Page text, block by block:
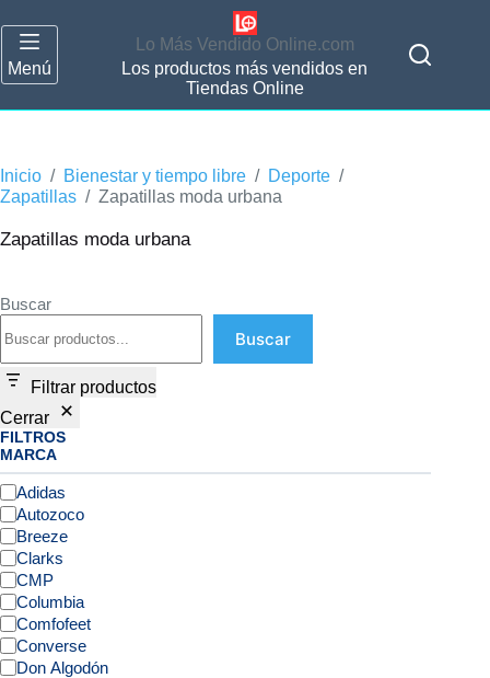
Menú
Lo Más Vendido Online.com
Los productos más vendidos en
Tiendas Online
Inicio / Bienestar y tiempo libre / Deporte /
Zapatillas / Zapatillas moda urbana
Zapatillas moda urbana
Buscar
Buscar
Filtrar productos
Cerrar
FILTROS
MARCA
Adidas
Autozoco
Breeze
Clarks
CMP
Columbia
Comfofeet
Converse
Don Algodón